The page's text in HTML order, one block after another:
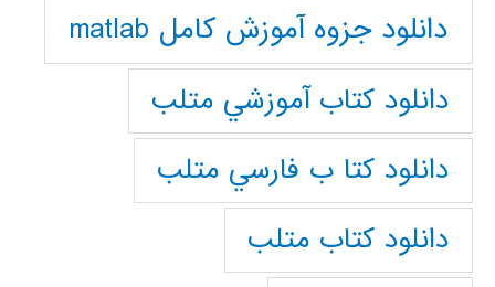
دانلود جزوه آموزش کامل matlab
دانلود كتاب آموزشي متلب
دانلود كتا ب فارسي متلب
دانلود كتاب متلب